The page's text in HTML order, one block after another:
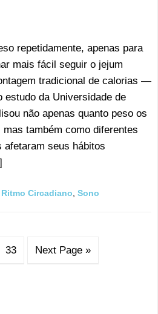
repetidamente, apenas para
mais fácil seguir o jejum
tradicional de calorias —
estudo da Universidade de
não apenas quanto peso os
também como diferentes
afetaram seus hábitos
Ritmo Circadiano, Sono
33 Next Page »